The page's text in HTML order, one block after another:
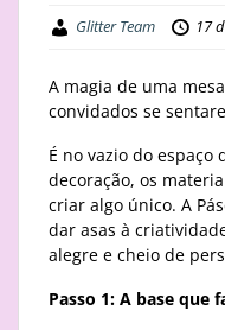
Glitter Team 17
A magia de uma
convidados se
É no vazio do espaço
decoração, os
criar algo único. A
dar asas à
alegre e cheio de
Passo 1: A base que